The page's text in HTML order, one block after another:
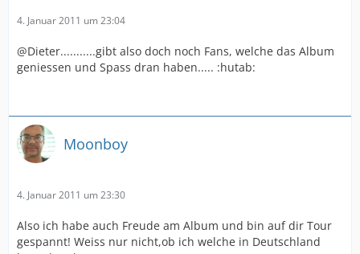
4. Januar 2011 um 23:04
@Dieter...........gibt also doch noch Fans, welche das Album
geniessen und Spass dran haben..... :hutab:
Moonboy
4. Januar 2011 um 23:30
Also ich habe auch Freude am Album und bin auf dir Tour
gespannt! Weiss nur nicht,ob ich welche in Deutschland